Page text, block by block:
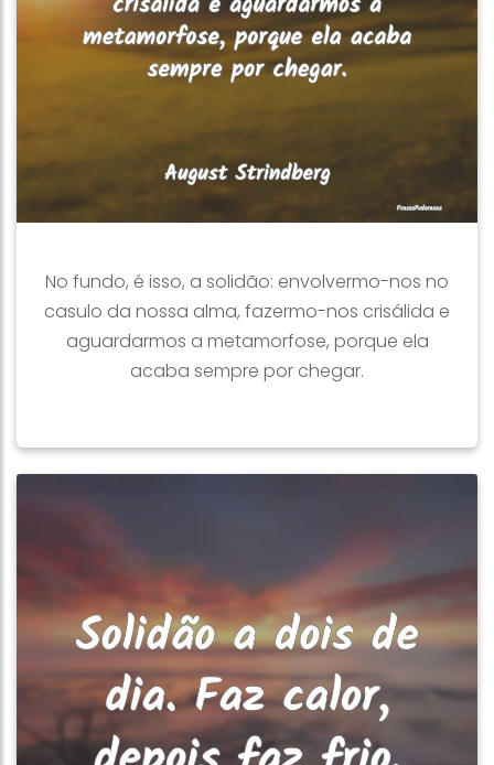
No fundo, é isso, a solidão: envolvermo-nos no
casulo da nossa alma, fazermo-nos crisálida e
aguardarmos a metamorfose, porque ela
acaba sempre por chegar.